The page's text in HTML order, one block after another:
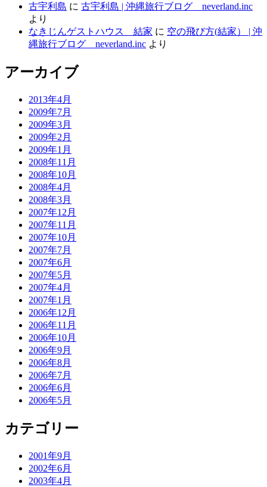
古宇利島 に 古宇利島 | 沖縄旅行ブログ neverland.inc
より
なきじんゲストハウス 結家 に 空の飛び方(結家） | 沖
縄旅行ブログ neverland.inc より
アーカイブ
2013年4月
2009年7月
2009年3月
2009年2月
2009年1月
2008年11月
2008年10月
2008年4月
2008年3月
2007年12月
2007年11月
2007年10月
2007年7月
2007年6月
2007年5月
2007年4月
2007年1月
2006年12月
2006年11月
2006年10月
2006年9月
2006年8月
2006年7月
2006年6月
2006年5月
カテゴリー
2001年9月
2002年6月
2003年4月